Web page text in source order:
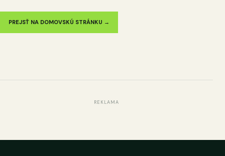
PREJSŤ NA DOMOVSKÚ STRÁNKU →
REKLAMA